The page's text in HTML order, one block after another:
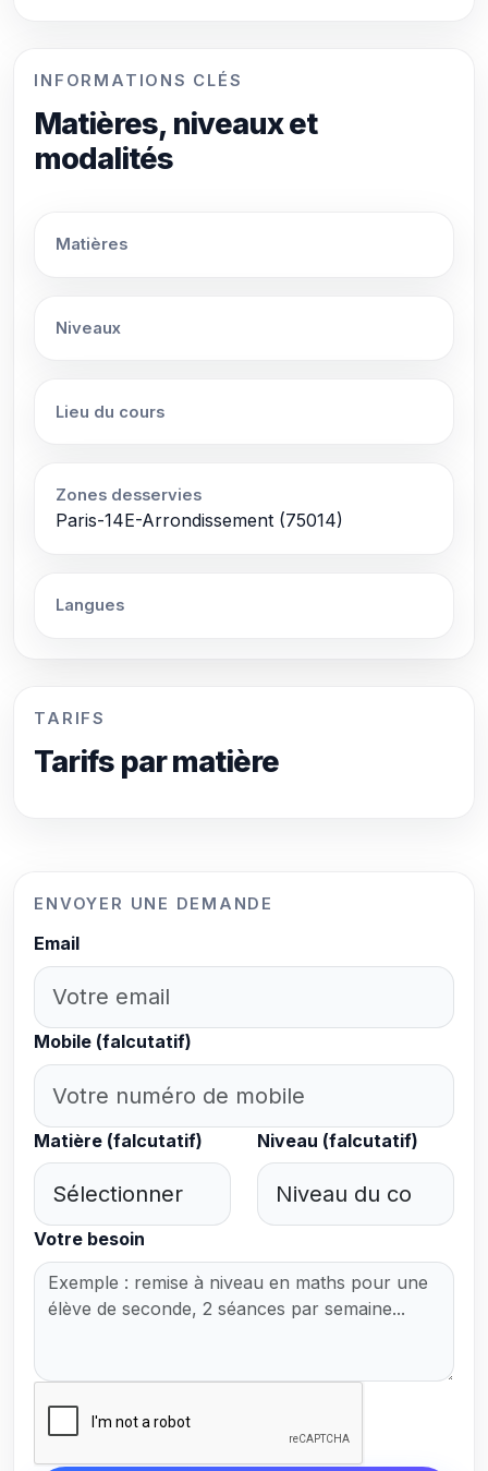
INFORMATIONS CLÉS
Matières, niveaux et
modalités
Matières
Niveaux
Lieu du cours
Zones desservies
Paris-14E-Arrondissement (75014)
Langues
TARIFS
Tarifs par matière
ENVOYER UNE DEMANDE
Email
Mobile (falcutatif)
Matière (falcutatif) Niveau (falcutatif)
Votre besoin